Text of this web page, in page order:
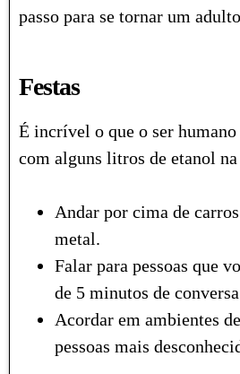
passo para se tornar um
Festas
É incrível o que o ser humano
com alguns litros de etanol na
Andar por cima de
metal.
Falar para pessoas que
de 5 minutos de
Acordar em ambientes
pessoas mais